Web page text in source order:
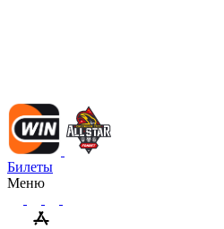
Билеты
Меню